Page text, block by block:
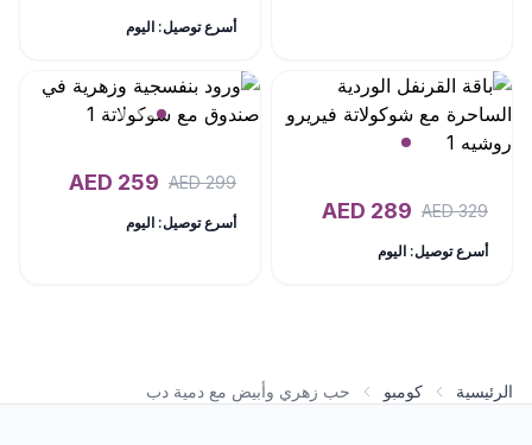
أسرع توصيل: اليوم
329
AED
289
أسرع توصيل: اليوم
299
AED
259
أسرع توصيل: اليوم
الرئيسية كومبو حب زهري وأبيض مع دمية دب